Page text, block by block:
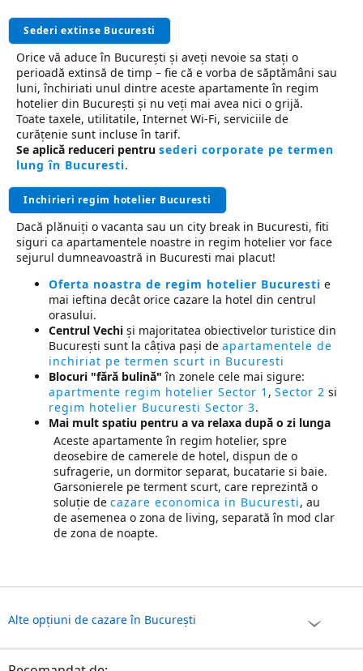
Sederi extinse Bucuresti
Orice vă aduce în București și aveţi nevoie sa staţi o
perioadă extinsă de timp – fie că e vorba de săptămâni sau
luni, închiriati unul dintre aceste apartamente în regim
hotelier din București și nu veţi mai avea nici o grijă.
Toate taxele, utilitatile, Internet Wi-Fi, serviciile de
curăţenie sunt incluse în tarif.
Se aplică reduceri pentru sederi corporate pe termen
lung în Bucuresti.
Inchirieri regim hotelier Bucuresti
Dacă plănuiţi o vacanta sau un city break in Bucuresti, fiti
siguri ca apartamentele noastre in regim hotelier vor face
sejurul dumneavoastră in Bucuresti mai placut!
Oferta noastra de regim hotelier Bucuresti e
mai ieftina decât orice cazare la hotel din centrul
orasului.
Centrul Vechi și majoritatea obiectivelor turistice din
București sunt la câţiva pași de apartamentele de
inchiriat pe termen scurt in Bucuresti
Blocuri "fără bulină" în zonele cele mai sigure:
apartmente regim hotelier Sector 1 , Sector 2 si
regim hotelier Bucuresti Sector 3.
Mai mult spatiu pentru a va relaxa după o zi lunga
Aceste apartamente în regim hotelier, spre
deosebire de camerele de hotel, dispun de o
sufragerie, un dormitor separat, bucatarie si baie.
Garsonierele pe terment scurt, care reprezintă o
soluție de cazare economica in Bucuresti, au
de asemenea o zona de living, separată în mod clar
de zona de noapte.
Alte opțiuni de cazare în București